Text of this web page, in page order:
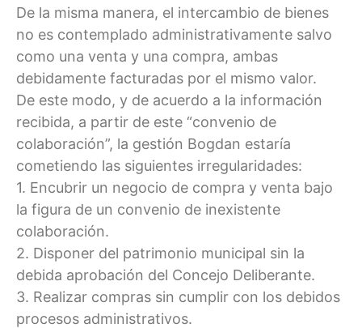
De la misma manera, el intercambio de bienes
no es contemplado administrativamente salvo
como una venta y una compra, ambas
debidamente facturadas por el mismo valor.
De este modo, y de acuerdo a la información
recibida, a partir de este “convenio de
colaboración”, la gestión Bogdan estaría
cometiendo las siguientes irregularidades:
1. Encubrir un negocio de compra y venta bajo
la figura de un convenio de inexistente
colaboración.
2. Disponer del patrimonio municipal sin la
debida aprobación del Concejo Deliberante.
3. Realizar compras sin cumplir con los debidos
procesos administrativos.